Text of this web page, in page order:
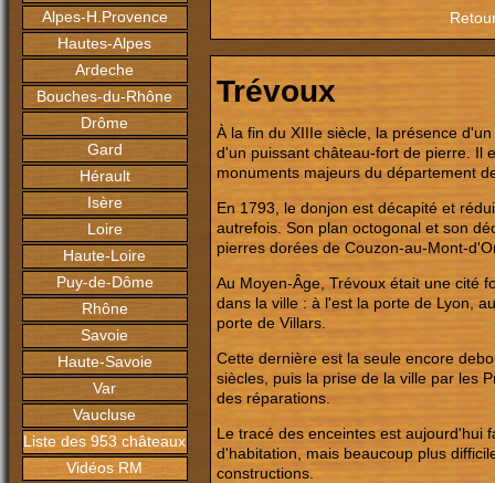
Alpes-H.Provence
Hautes-Alpes
Ardeche
Bouches-du-Rhône
Drôme
Gard
Hérault
Isère
Loire
Haute-Loire
Puy-de-Dôme
Rhône
Savoie
Haute-Savoie
Var
Vaucluse
Liste des 953 châteaux
Vidéos RM
Trévoux
À la fin du XIIIe siècle, la présence
d'un puissant château-fort de pierre. Il
monuments majeurs du département
En 1793, le donjon est décapité et
autrefois. Son plan octogonal et son
pierres dorées de Couzon-au-Mont-
Au Moyen-Âge, Trévoux était une cité
dans la ville : à l'est la porte de Lyon,
porte de Villars.
Cette dernière est la seule encore
siècles, puis la prise de la ville par les
des réparations.
Le tracé des enceintes est aujourd'hui
d'habitation, mais beaucoup plus
constructions.